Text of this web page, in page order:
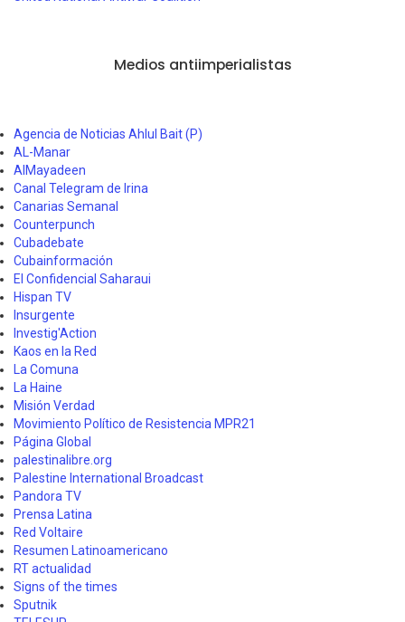
Medios antiimperialistas
Agencia de Noticias Ahlul Bait (P)
AL-Manar
AlMayadeen
Canal Telegram de Irina
Canarias Semanal
Counterpunch
Cubadebate
Cubainformación
El Confidencial Saharaui
Hispan TV
Insurgente
Investig'Action
Kaos en la Red
La Comuna
La Haine
Misión Verdad
Movimiento Político de Resistencia MPR21
Página Global
palestinalibre.org
Palestine International Broadcast
Pandora TV
Prensa Latina
Red Voltaire
Resumen Latinoamericano
RT actualidad
Signs of the times
Sputnik